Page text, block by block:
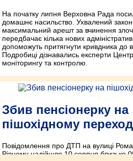
На початку липня Верховна Рада
домашнє насильство. Ухвалений
максимальний арешт за вчинення
передбачає кілька нових
допоможуть притягнути кривдника до
Подробиці дізнавались експерти
моніторингу та контролю.
Збив пенсіонерку на
пішохідному
Повідомлення про ДТП на вулиці
Рівному надійшло 10 серпня близько